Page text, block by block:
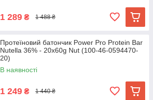
1 289 ₴ 1 488 ₴
Протеїновий батончик Power Pro Protein Bar
Nutella 36% - 20x60g Nut (100-46-0594470-
20)
В наявності
1 249 ₴ 1 440 ₴